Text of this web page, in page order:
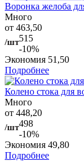
Воронка желоба
Много
от 463,50
/шт515
-10%
Экономия 51,50
Подробнее
Колено стока для
Много
от 448,20
/шт498
-10%
Экономия 49,80
Подробнее